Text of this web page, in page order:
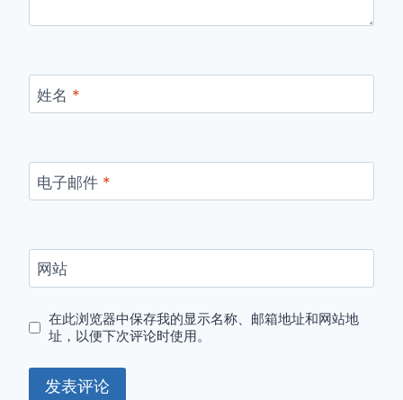
姓名 *
电子邮件 *
网站
在此浏览器中保存我的显示名称、邮箱地址和网站地
址，以便下次评论时使用。